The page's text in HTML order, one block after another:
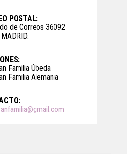
POSTAL:
de Correos 36092
Familia Úbeda
Familia Alemania